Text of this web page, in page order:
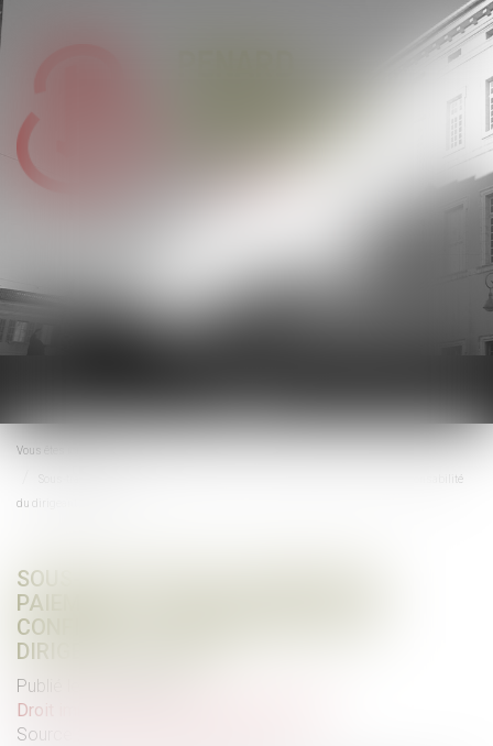
le
menu
Vous êtes ici :
Sous-traitance et garantie de paiement : la Cour de cassation confirme la responsabilité
du dirigeant de droit
SOUS-TRAITANCE ET GARANTIE DE
PAIEMENT : LA COUR DE CASSATION
CONFIRME LA RESPONSABILITÉ DU
DIRIGEANT DE DROIT
Publié le :
Droit immobilier
Source :